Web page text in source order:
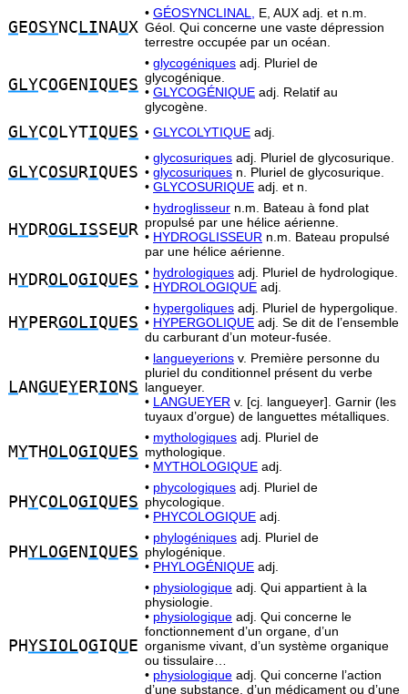
G EOSYNC LI NAUX
• GÉOSYNCLINAL,
E, AUX adj. et n.m.
Géol. Qui concerne une vaste dépression
terrestre occupée par un océan.
GLYCOGEN IQU ES
• glycogéniques adj. Pluriel de
glycogénique.
• GLYCOGÉNIQUE adj. Relatif au
glycogène.
GLYCO LYTIQU ES • GLYCOLYTIQUE adj.
GLYCOSU RIQUES
• glycosuriques adj. Pluriel de glycosurique.
• glycosuriques n. Pluriel de glycosurique.
• GLYCOSURIQUE adj. et n.
HYDROGLISSEU R
• hydroglisseur n.m. Bateau à fond plat
propulsé par une hélice aérienne.
• HYDROGLISSEUR n.m. Bateau propulsé
par une hélice aérienne.
HYDROLOGIQU ES • hydrologiques adj. Pluriel de hydrologique.
• HYDROLOGIQUE adj.
HYPERGOLIQU ES
• hypergoliques adj. Pluriel de hypergolique.
• HYPERGOLIQUE adj. Se dit de l’ensemble
du carburant d’un moteur-fusée.
LANGU EYERIO N S
• langueyerions v. Première personne du
pluriel du conditionnel présent du verbe
langueyer.
• LANGUEYER v. [cj. langueyer]. Garnir (les
tuyaux d’orgue) de languettes métalliques.
MYTH OLOGIQU ES
• mythologiques adj. Pluriel de
mythologique.
• MYTHOLOGIQUE adj.
PHYCOLOGIQU ES
• phycologiques adj. Pluriel de
phycologique.
• PHYCOLOGIQUE adj.
PHYLOG EN IQU ES
• phylogéniques adj. Pluriel de
phylogénique.
• PHYLOGÉNIQUE adj.
PHYSIOLOGIQU E
• physiologique adj. Qui appartient à la
physiologie.
• physiologique adj. Qui concerne le
fonctionnement d’un organe, d’un
organisme vivant, d’un système organique
ou tissulaire…
• physiologique adj. Qui concerne l’action
d’une substance, d’un médicament ou d’une